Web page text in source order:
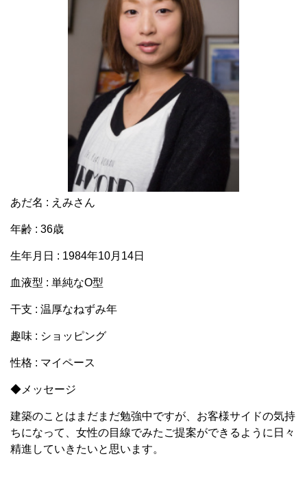
あだ名 : えみさん
年齢 : 36歳
生年月日 : 1984年10月14日
血液型 : 単純なO型
干支 : 温厚なねずみ年
趣味 : ショッピング
性格 : マイペース
◆メッセージ
建築のことはまだまだ勉強中ですが、お客様サイドの気持
ちになって、女性の目線でみたご提案ができるように日々
精進していきたいと思います。